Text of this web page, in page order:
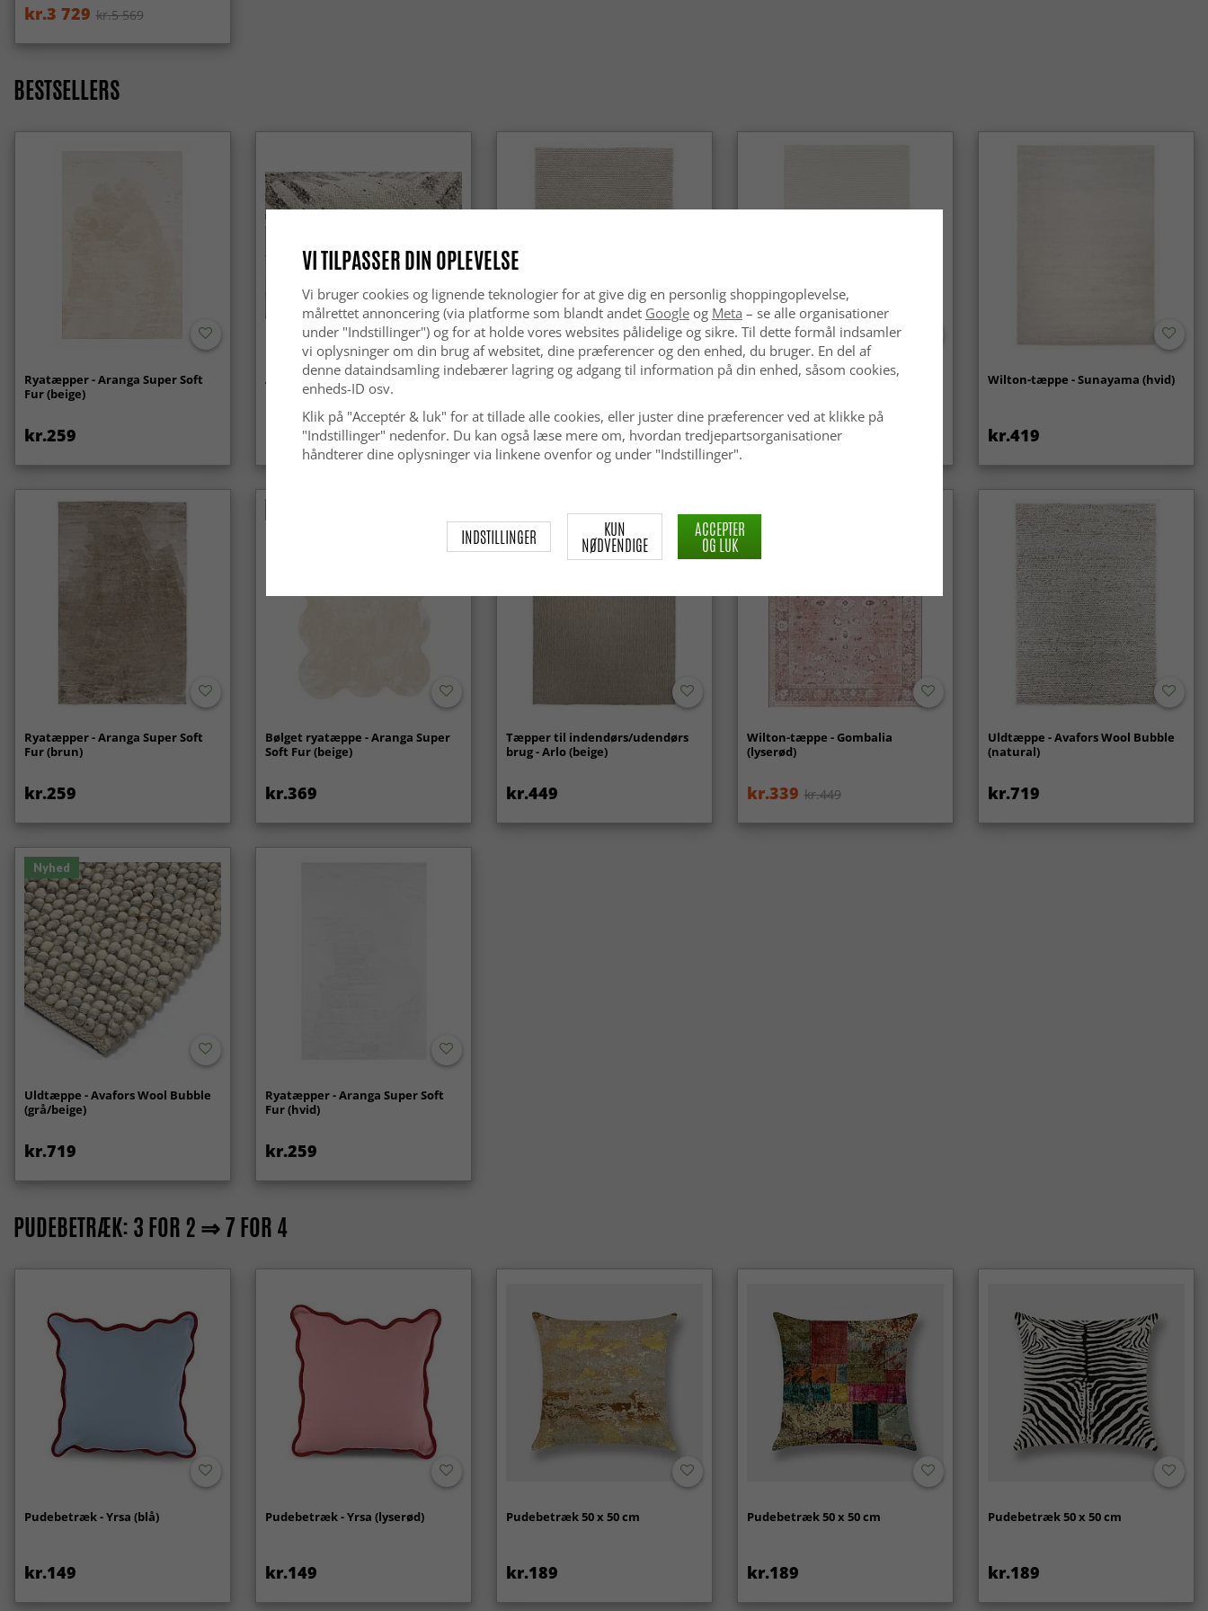
hjem.
kr.3 729 kr.5 569
BESTSELLERS
Ryatæpper - Aranga Super Soft
Fur (beige)
kr.259
Anti-slip/Skridsikker
kr.119
Uldtæppe - Avafors Wool Bubble
kr.629
Uldtæppe - Coastal (creme)
kr.629
Wilton-tæppe - Sunayama (hvid)
kr.419
Ryatæpper - Aranga Super Soft
Fur (brun)
kr.259
Bølget ryatæppe - Aranga Super
Soft Fur (beige)
kr.369
Tæpper til indendørs/udendørs
brug - Arlo (beige)
kr.449
Wilton-tæppe - Gombalia
(lyserød)
kr.339 kr.449
Uldtæppe - Avafors Wool Bubble
(natural)
kr.719
Nyhed
Uldtæppe - Avafors Wool Bubble
(grå/beige)
kr.719
Ryatæpper - Aranga Super Soft
Fur (hvid)
kr.259
PUDEBETRÆK: 3 FOR 2 ⇒ 7 FOR 4
Pudebetræk - Yrsa (blå)
kr.149
Pudebetræk - Yrsa (lyserød)
kr.149
Pudebetræk 50 x 50 cm
kr.189
Pudebetræk 50 x 50 cm
kr.189
Pudebetræk 50 x 50 cm
kr.189
VI TILPASSER DIN OPLEVELSE
Vi bruger cookies og lignende teknologier for at give dig en personlig shoppingoplevelse,
målrettet annoncering (via platforme som blandt andet Googleog Meta – se alle organisationer
under "Indstillinger") og for at holde vores websites pålidelige og sikre. Til dette formål indsamler
vi oplysninger om din brug af websitet, dine præferencer og den enhed, du bruger. En del af
denne dataindsamling indebærer lagring og adgang til information på din enhed, såsom cookies,
enheds-ID osv.
Klik på "Acceptér & luk" for at tillade alle cookies, eller juster dine præferencer ved at klikke på
"Indstillinger" nedenfor. Du kan også læse mere om, hvordan tredjepartsorganisationer
håndterer dine oplysninger via linkene ovenfor og under "Indstillinger".
INDSTILLINGER KUN
NØDVENDIGE
ACCEPTER
OG LUK